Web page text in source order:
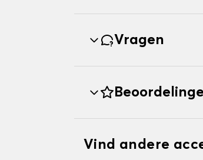
Vragen
Vind andere